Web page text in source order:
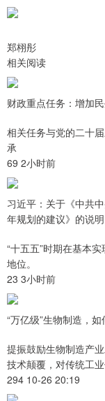
郑栩彤
相关阅读
财政重点任务：增加
相关任务与党的二十
承
69 2小时前
习近平：关于《中共
年规划的建议》的说明
“十五五”时期在基本
地位。
23 3小时前
“万亿级”生物制造，
提振鼓励生物制造产
技术颠覆，对传统工业
294 10-26 20:19